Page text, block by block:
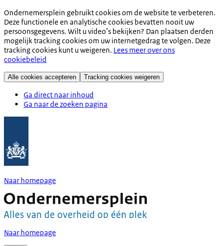
Ondernemersplein gebruikt cookies om de website te verbeteren.
Deze functionele en analytische cookies bevatten nooit uw
persoonsgegevens. Wilt u video’s bekijken? Dan plaatsen derden
mogelijk tracking cookies om uw internetgedrag te volgen. Deze
tracking cookies kunt u weigeren. Lees meer over ons
cookiebeleid
Alle cookies accepteren Tracking cookies weigeren
Ga direct naar inhoud
Ga naar de zoeken pagina
Naar homepage
Naar homepage